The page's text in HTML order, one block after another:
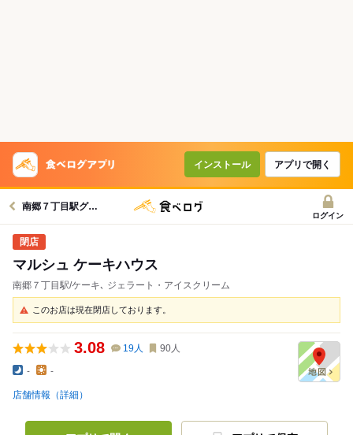
インストール アプリで開く
南郷７丁目駅グルメへ
ログイン
マルシュ ケーキハウス
南郷７丁目駅/ケーキ､ ジェラート・アイスクリーム
このお店は現在閉店しております。
3.08 19人 90人
- -
店舗情報（詳細）